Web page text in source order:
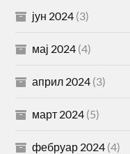
јун 2024 (3)
мај 2024 (4)
април 2024 (3)
март 2024 (5)
фебруар 2024 (4)